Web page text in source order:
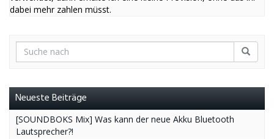
dabei mehr zahlen müsst.
Neueste Beiträge
[SOUNDBOKS Mix] Was kann der neue Akku Bluetooth
Lautsprecher?!